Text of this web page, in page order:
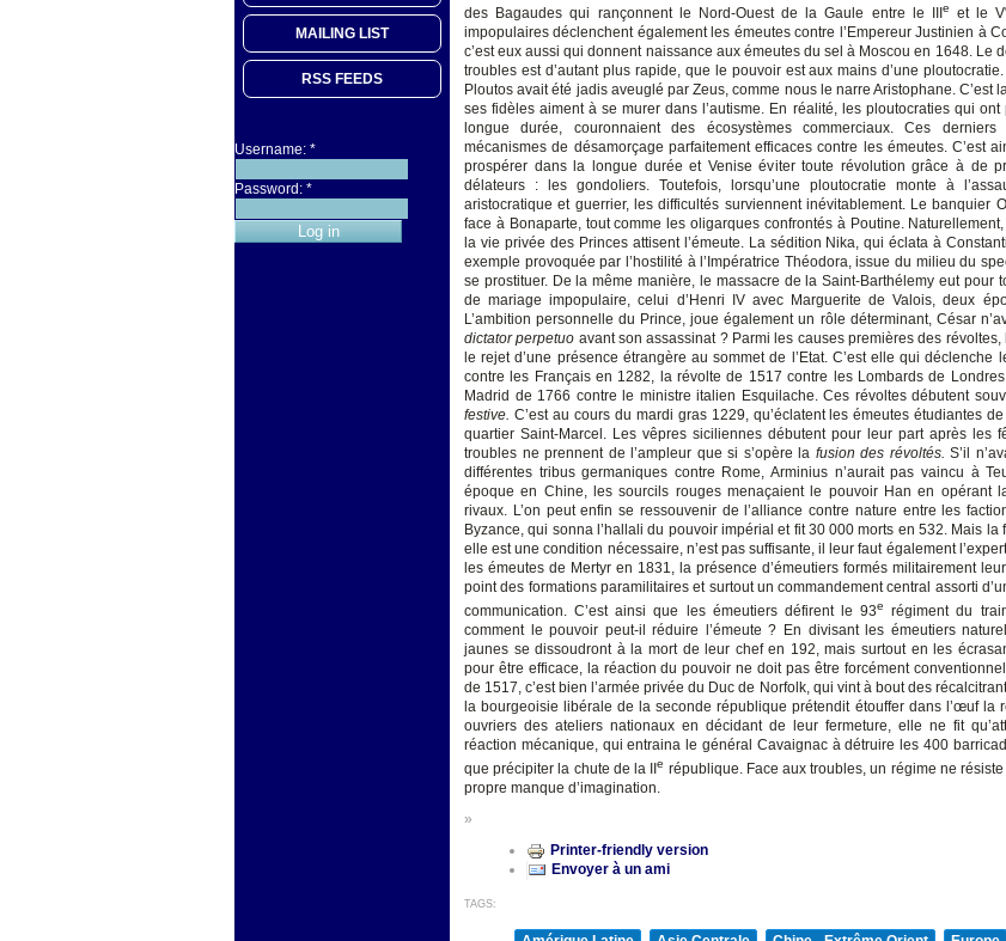
MAILING LIST
RSS FEEDS
Username: *
Password: *
des Bagaudes qui rançonnent le Nord-Ouest de la Gaule entre le III
e et le V
impopulaires déclenchent également les émeutes contre l’Empereur Justinien à
c’est eux aussi qui donnent naissance aux émeutes du sel à Moscou en 1648. Le
troubles est d’autant plus rapide, que le pouvoir est aux mains d’une
Ploutos avait été jadis aveuglé par Zeus, comme nous le narre Aristophane. C’est
ses fidèles aiment à se murer dans l’autisme. En réalité, les ploutocraties qui
longue durée, couronnaient des écosystèmes commerciaux. Ces
mécanismes de désamorçage parfaitement efficaces contre les émeutes. C’est
prospérer dans la longue durée et Venise éviter toute révolution grâce à de
délateurs : les gondoliers. Toutefois, lorsqu’une ploutocratie monte à
aristocratique et guerrier, les difficultés surviennent inévitablement. Le banquier
face à Bonaparte, tout comme les oligarques confrontés à Poutine.
la vie privée des Princes attisent l’émeute. La sédition Nika, qui éclata à
exemple provoquée par l’hostilité à l’Impératrice Théodora, issue du milieu du
se prostituer. De la même manière, le massacre de la Saint-Barthélemy eut pour
de mariage impopulaire, celui d’Henri IV avec Marguerite de Valois, deux
L’ambition personnelle du Prince, joue également un rôle déterminant, César
dictator perpetuo avant son assassinat ? Parmi les causes premières des révoltes,
le rejet d’une présence étrangère au sommet de l’Etat. C’est elle qui déclenche
contre les Français en 1282, la révolte de 1517 contre les Lombards de
Madrid de 1766 contre le ministre italien Esquilache. Ces révoltes débutent
festive. C’est au cours du mardi gras 1229, qu’éclatent les émeutes étudiantes
quartier Saint-Marcel. Les vêpres siciliennes débutent pour leur part après les
troubles ne prennent de l’ampleur que si s’opère la fusion des révoltés. S’il
différentes tribus germaniques contre Rome, Arminius n’aurait pas vaincu à
époque en Chine, les sourcils rouges menaçaient le pouvoir Han en opérant
rivaux. L’on peut enfin se ressouvenir de l’alliance contre nature entre les
Byzance, qui sonna l’hallali du pouvoir impérial et fit 30 000 morts en 532. Mais la
elle est une condition nécessaire, n’est pas suffisante, il leur faut également
les émeutes de Mertyr en 1831, la présence d’émeutiers formés militairement
point des formations paramilitaires et surtout un commandement central assorti
communication. C’est ainsi que les émeutiers défirent le 93erégiment du
comment le pouvoir peut-il réduire l’émeute ? En divisant les émeutiers
jaunes se dissoudront à la mort de leur chef en 192, mais surtout en les
pour être efficace, la réaction du pouvoir ne doit pas être forcément
de 1517, c’est bien l’armée privée du Duc de Norfolk, qui vint à bout des
la bourgeoisie libérale de la seconde république prétendit étouffer dans l’œuf la
ouvriers des ateliers nationaux en décidant de leur fermeture, elle ne fit
réaction mécanique, qui entraina le général Cavaignac à détruire les 400
que précipiter la chute de la IIe république. Face aux troubles, un régime ne
propre manque d’imagination.
»
Printer-friendly version
Envoyer à un ami
TAGS: